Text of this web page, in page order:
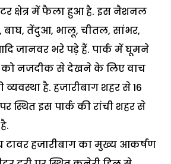
क्षेत्र में फैला हुआ है. इस नैशनल
बाघ, तेंदुआ, भालू, चीतल, सांभर,
जानवर भरे पड़े हैं. पार्क में घूमने
को नजदीक से देखने के लिए वाच
व्यवस्था है. हजारीबाग शहर से 16
स्थित इस पार्क की रांची शहर से
टावर हजारीबाग का मुख्य आकर्षण